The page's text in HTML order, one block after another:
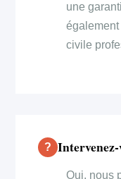
une
civile
Intervenez-
Oui, nous